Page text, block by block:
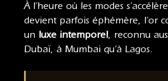
À l’heure où les modes
devient parfois éphémère, l’or
un luxe intemporel, reconnu
Dubaï, à Mumbai qu’à Lagos.